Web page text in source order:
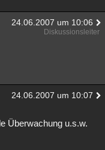
24.06.2007 um 10:06
Diskussionsleiter
24.06.2007 um 10:07
Überwachung u.s.w.